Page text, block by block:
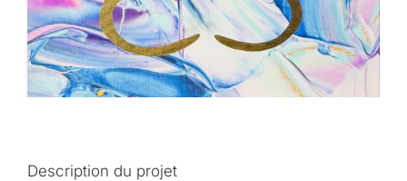
Description du projet